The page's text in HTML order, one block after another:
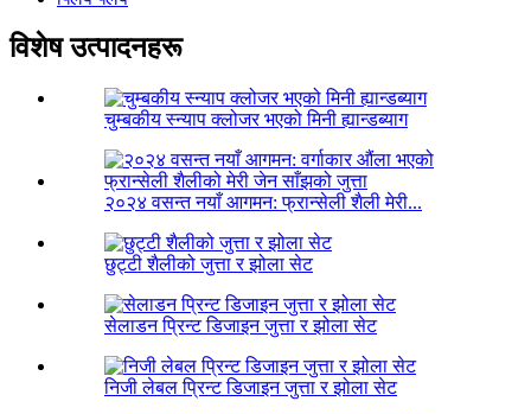
विशेष उत्पादनहरू
चुम्बकीय स्न्याप क्लोजर भएको मिनी ह्यान्डब्याग
२०२४ वसन्त नयाँ आगमन: फ्रान्सेली शैली मेरी...
छुट्टी शैलीको जुत्ता र झोला सेट
सेलाडन प्रिन्ट डिजाइन जुत्ता र झोला सेट
निजी लेबल प्रिन्ट डिजाइन जुत्ता र झोला सेट